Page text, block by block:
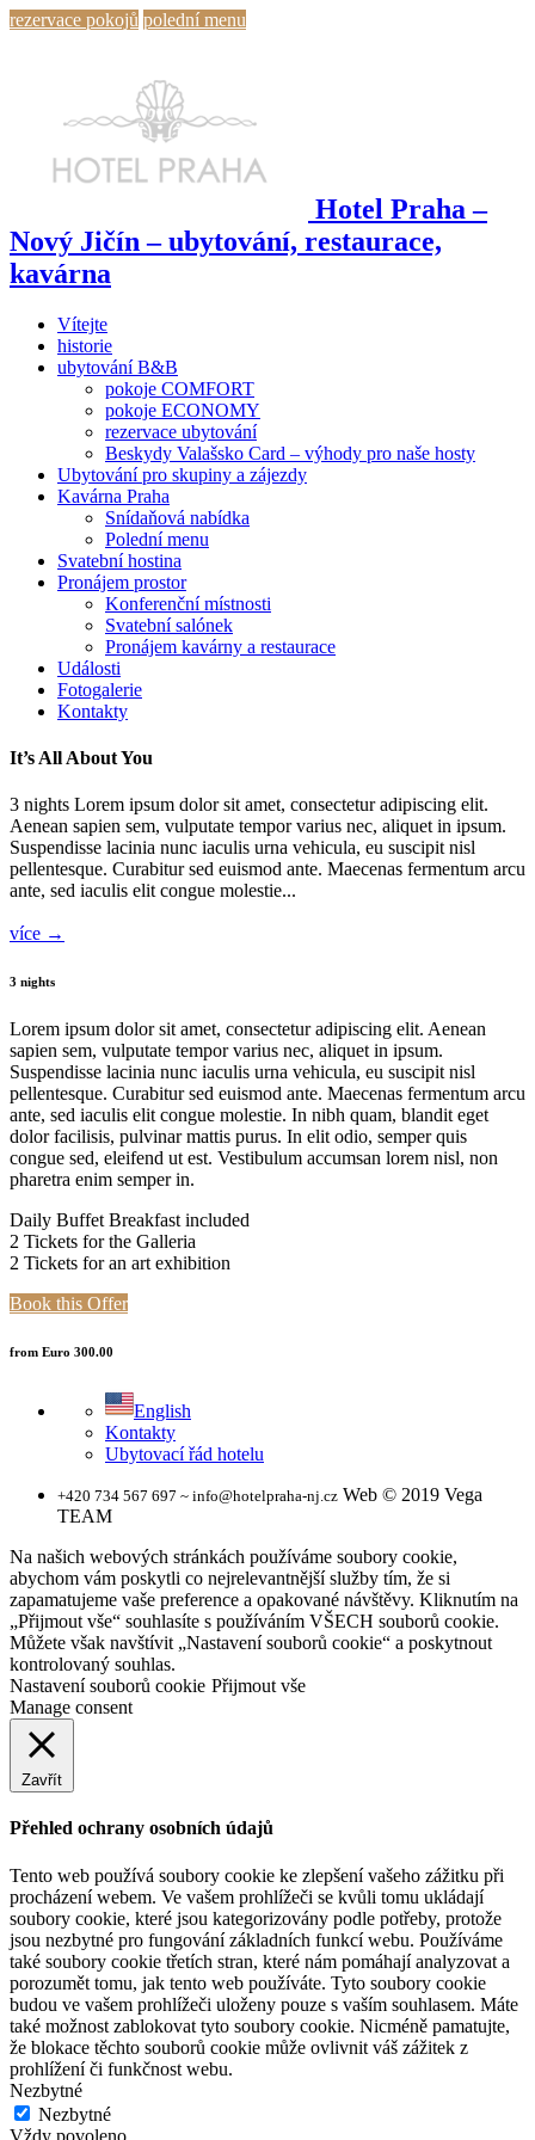
rezervace pokojů polední menu
Hotel Praha –
Nový Jičín – ubytování, restaurace,
kavárna
Vítejte
historie
ubytování B&B
pokoje COMFORT
pokoje ECONOMY
rezervace ubytování
Beskydy Valašsko Card – výhody pro naše hosty
Ubytování pro skupiny a zájezdy
Kavárna Praha
Snídaňová nabídka
Polední menu
Svatební hostina
Pronájem prostor
Konferenční místnosti
Svatební salónek
Pronájem kavárny a restaurace
Události
Fotogalerie
Kontakty
It’s All About You
3 nights Lorem ipsum dolor sit amet, consectetur adipiscing elit.
Aenean sapien sem, vulputate tempor varius nec, aliquet in ipsum.
Suspendisse lacinia nunc iaculis urna vehicula, eu suscipit nisl
pellentesque. Curabitur sed euismod ante. Maecenas fermentum arcu
ante, sed iaculis elit congue molestie...
více →
3 nights
Lorem ipsum dolor sit amet, consectetur adipiscing elit. Aenean
sapien sem, vulputate tempor varius nec, aliquet in ipsum.
Suspendisse lacinia nunc iaculis urna vehicula, eu suscipit nisl
pellentesque. Curabitur sed euismod ante. Maecenas fermentum arcu
ante, sed iaculis elit congue molestie. In nibh quam, blandit eget
dolor facilisis, pulvinar mattis purus. In elit odio, semper quis
congue sed, eleifend ut est. Vestibulum accumsan lorem nisl, non
pharetra enim semper in.
Daily Buffet Breakfast included
2 Tickets for the Galleria
2 Tickets for an art exhibition
Book this Offer
from Euro 300.00
English
Kontakty
Ubytovací řád hotelu
+420 734 567 697 ~ info@hotelpraha-nj.cz Web © 2019 Vega
TEAM
Na našich webových stránkách používáme soubory cookie,
abychom vám poskytli co nejrelevantnější služby tím, že si
zapamatujeme vaše preference a opakované návštěvy. Kliknutím na
„Přijmout vše“ souhlasíte s používáním VŠECH souborů cookie.
Můžete však navštívit „Nastavení souborů cookie“ a poskytnout
kontrolovaný souhlas.
Nastavení souborů cookie Přijmout vše
Manage consent
Zavřít
Přehled ochrany osobních údajů
Tento web používá soubory cookie ke zlepšení vašeho zážitku při
procházení webem. Ve vašem prohlížeči se kvůli tomu ukládají
soubory cookie, které jsou kategorizovány podle potřeby, protože
jsou nezbytné pro fungování základních funkcí webu. Používáme
také soubory cookie třetích stran, které nám pomáhají analyzovat a
porozumět tomu, jak tento web používáte. Tyto soubory cookie
budou ve vašem prohlížeči uloženy pouze s vaším souhlasem. Máte
také možnost zablokovat tyto soubory cookie. Nicméně pamatujte,
že blokace těchto souborů cookie může ovlivnit váš zážitek z
prohlížení či funkčnost webu.
Nezbytné
Nezbytné
Vždy povoleno